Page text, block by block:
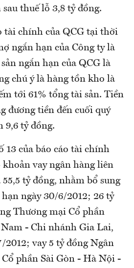
thuế lỗ 3,8 tỷ đồng.
tài chính của QCG tại thời
ngắn hạn của Công ty là
ngắn hạn của QCG là
chú ý là hàng tồn kho là
tới 61% tổng tài sản. Tiền
đương tiền đến cuối quý
9,6 tỷ đồng.
13 của báo cáo tài chính
vay ngân hàng liên
tỷ đồng, nhằm bổ sung
ngày 30/6/2012; 26 tỷ
Thương mại Cổ phần
- Chi nhánh Gia Lai,
2012; vay 5 tỷ đồng Ngân
phần Sài Gòn - Hà Nội -